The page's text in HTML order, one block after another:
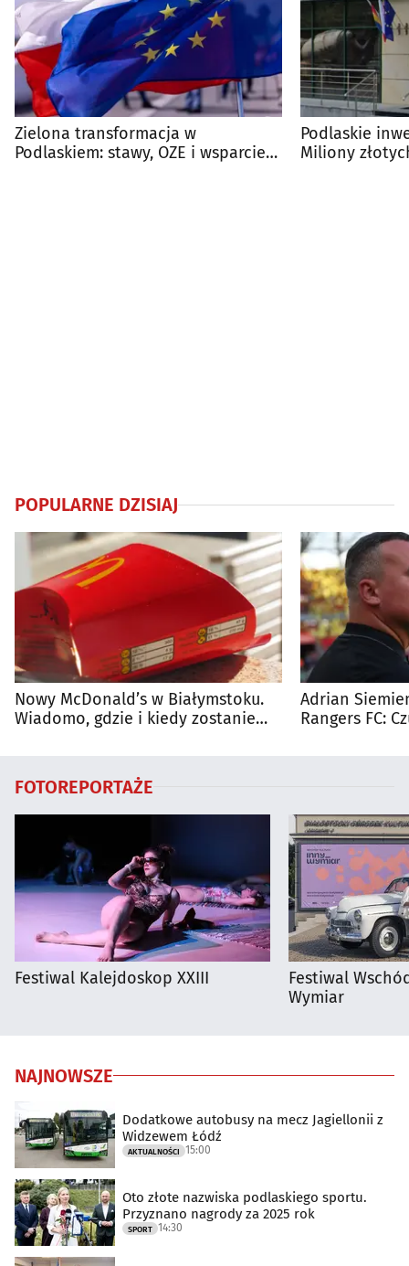
Zielona transformacja w
Podlaskiem: stawy, OZE i wsparcie
Podlaskie
Miliony
POPULARNE DZISIAJ
Nowy McDonald’s w Białymstoku.
Wiadomo, gdzie i kiedy zostanie
Adrian
Rangers FC:
FOTOREPORTAŻE
Festiwal Kalejdoskop XXIII
Festiwal
Wymiar
NAJNOWSZE
Dodatkowe autobusy na mecz Jagiellonii z
Widzewem Łódź
AKTUALNOŚCI 15:00
Oto złote nazwiska podlaskiego sportu.
Przyznano nagrody za 2025 rok
SPORT 14:30